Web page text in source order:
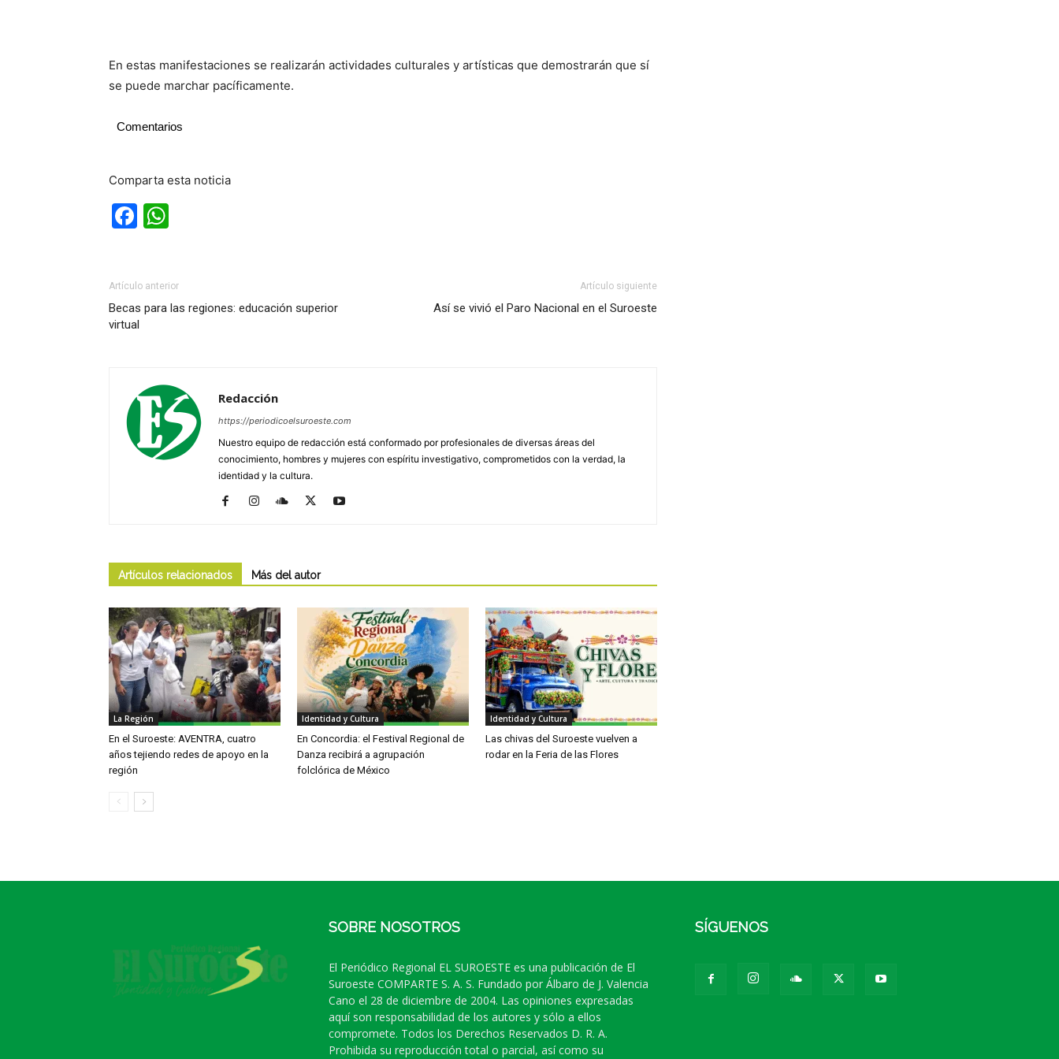
En estas manifestaciones se realizarán actividades culturales y artísticas que demostrarán que sí
se puede marchar pacíficamente.
Comentarios
Comparta esta noticia
Facebook
Artículo anterior
Becas para las regiones: educación superior
virtual
Artículo siguiente
Así se vivió el Paro Nacional en el Suroeste
Redacción
https://periodicoelsuroeste.com
Nuestro equipo de redacción está conformado por profesionales de diversas áreas del
conocimiento, hombres y mujeres con espíritu investigativo, comprometidos con la verdad, la
identidad y la cultura.
Artículos relacionados Más del autor
La Región
En el Suroeste: AVENTRA, cuatro
años tejiendo redes de apoyo en la
región
Identidad y Cultura
En Concordia: el Festival Regional de
Danza recibirá a agrupación
folclórica de México
Identidad y Cultura
Las chivas del Suroeste vuelven a
rodar en la Feria de las Flores
SOBRE NOSOTROS
El Periódico Regional EL SUROESTE es una publicación de El
Suroeste COMPARTE S. A. S. Fundado por Álbaro de J. Valencia
Cano el 28 de diciembre de 2004. Las opiniones expresadas
aquí son responsabilidad de los autores y sólo a ellos
compromete. Todos los Derechos Reservados D. R. A.
Prohibida su reproducción total o parcial, así como su
SÍGUENOS